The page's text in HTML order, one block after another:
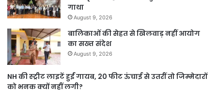
गाथा
August 9, 2026
बालिकाओं की सेहत से खिलवाड़ नहीं आयोग
का सख्त संदेश
August 9, 2026
NH की स्ट्रीट लाइटें हुईं गायब, 20 फीट ऊंचाई से उतरीं तो जिम्मेदारों
को भनक क्यों नहीं लगी?